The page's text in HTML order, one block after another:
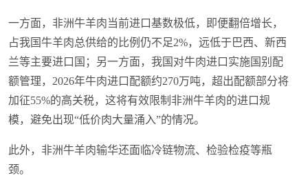
一方面，非洲牛羊肉当前进口基数极低，即便翻倍增长，
占我国牛羊肉总供给的比例仍不足2%，远低于巴西、新西
兰等主要进口国；另一方面，我国对牛肉进口实施国别配
额管理，2026年牛肉进口配额约270万吨，超出配额部分将
加征55%的高关税，这将有效限制非洲牛羊肉的进口规
模，避免出现“低价肉大量涌入”的情况。
此外，非洲牛羊肉输华还面临冷链物流、检验检疫等瓶
颈。